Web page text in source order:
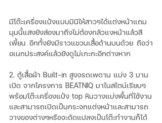
มีโต๊ะเครื่องแป้งแบบมินิให้สาวๆได้แต่งหน้าแถม
มุมนี้แสงยังส่องมาถึงไม่ต้องกลัวแงหน้าแล้วสี
เพี้ยน อีกทั้งยังมีราวแขวนเสื้อด้านบนด้วย ถือว่า
อเนกประสงค์แล้วยังดูไม่เกะกะอีกต่างหาก
2. ตู้เสื้อผ้า Built-in สูงจรดเพดาน แบ่ง 3 บาน
เปิด จากโครงการ BEATNIQ มาในสไตน์เรียบๆ
พร้อมโต๊ะเครื่องแป้ง top หินวางแบ่งพื้นที่ใช้งาน
และสามารถเปิดเป็นกระจกแต่งหน้าและสามารถ
วางของต่างๆหรือจะดัดแปลงเป็นโต๊ะทำงานก็ได้